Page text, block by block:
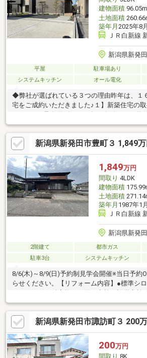
建物面積96.05m
土地面積
築年月 2025年8
ＪＲ白新線
新潟県新発
平屋 駐車場あり
システムキッチン
オール電化
◆弊社が選ばれている３つの理由昨年は、１
宅をご成約いただきました♪１】新築住宅の
件や価格改定物件もいち早くご提供２】売っ
充実のアフターサービス体制◎アフターサー
が、迅速・丁寧にご対応◎ご購入後のお困り
で手厚くサポート◎年中無休！３６５日スピ
は弊社だけ《SBI新生銀行 提携ローン》◎業
０.９３%◎対面でのお手続きも可能◎頭金無し
新潟県新発田市豊町３ 1,849
1,849万円
間取り 4LDK
建物面積
土地面積
築年月 1987年1
ＪＲ白新線
新潟県新発
2階建て 都市ガス
駐車3台
システムキッチン
8/6(木)～8/9(日)予約制見学会開催※当日予約
らせください。【リフォーム内容】●標準シ
拡張、屋根塗装、外壁塗装、庭木伐採●水回
交換、ユニットバス交換、トイレ交換、洗面
関扉交換、室内ドア一部交換、クロス張替え
襖張替え●その他設備給湯器交換、インター
器設置、照明器具交換【おすすめポイント】
り住宅ローン減税が適用されます。
新潟県新発田市諏訪町３ 200
200万円
間取り 8K